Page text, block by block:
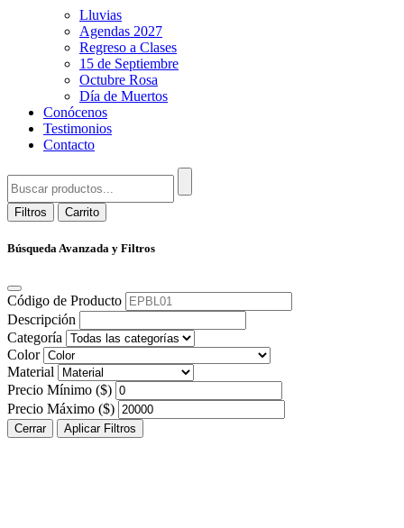
Lluvias
Agendas 2027
Regreso a Clases
15 de Septiembre
Octubre Rosa
Día de Muertos
Conócenos
Testimonios
Contacto
Filtros Carrito
Búsqueda Avanzada y Filtros
Código de Producto
Descripción
Categoría
Color
Material
Precio Mínimo ($)
Precio Máximo ($)
Cerrar Aplicar Filtros